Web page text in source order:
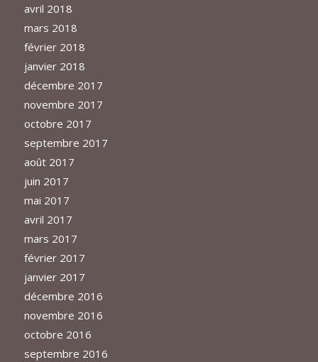
avril 2018
mars 2018
février 2018
janvier 2018
décembre 2017
novembre 2017
octobre 2017
septembre 2017
août 2017
juin 2017
mai 2017
avril 2017
mars 2017
février 2017
janvier 2017
décembre 2016
novembre 2016
octobre 2016
septembre 2016